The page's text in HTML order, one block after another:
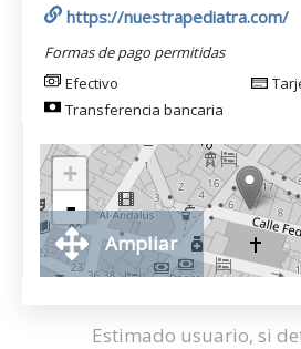
https://nuestrapediatra.com/
Formas de pago permitidas
Efectivo
Transferencia bancaria
+
-
Ampliar
Estimado usuario, si